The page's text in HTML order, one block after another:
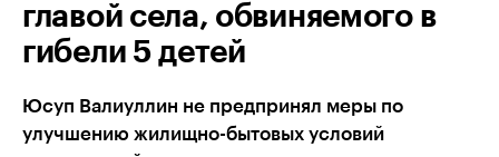
главой села, обвиняемого в
гибели 5 детей
Юсуп Валиуллин не предпринял меры по
улучшению жилищно-бытовых условий